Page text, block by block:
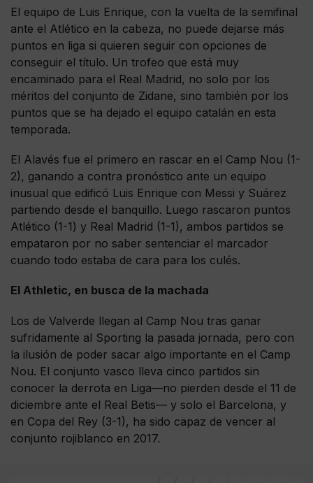
El equipo de Luis Enrique, con la vuelta de la semifinal
ante el Atlético en la cabeza, no puede dejarse más
puntos en liga si quieren seguir con opciones de
conseguir el título. Un trofeo que está muy
encaminado para el Real Madrid, no solo por los
méritos del conjunto de Zidane, sino también por los
puntos que se ha dejado el equipo catalán en esta
temporada.
El Alavés fue el primero en rascar en el Camp Nou (1-
2), ganando a contra pronóstico ante un equipo
inusual que edificó Luis Enrique con Messi y Suárez
partiendo desde el banquillo. Luego rascaron puntos
Atlético (1-1) y Real Madrid (1-1), ambos partidos se
empataron por no saber sentenciar el marcador
cuando todo estaba de cara para los culés.
El Athletic, en busca de la machada
Los de Valverde llegan al Camp Nou tras ganar
sufridamente al Sporting la pasada jornada, pero con
la ilusión de poder sacar algo importante en el Camp
Nou. El conjunto vasco lleva cinco partidos sin
conocer la derrota en Liga—no pierden desde el 11 de
diciembre ante el Real Betis— y solo el Barcelona, y
en Copa del Rey (3-1), ha sido capaz de vencer al
conjunto rojiblanco en 2017.